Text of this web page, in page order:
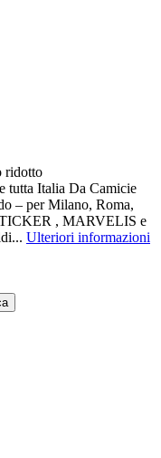
ridotto
tutta Italia Da Camicie
– per Milano, Roma,
, MARVELIS e
Ulteriori informazioni